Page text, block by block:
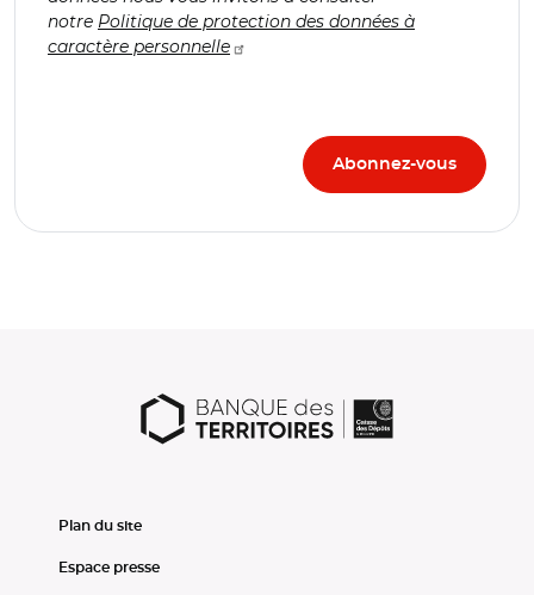
notre Politique de protection des données à
caractère personnelle
Plan du site
Espace presse